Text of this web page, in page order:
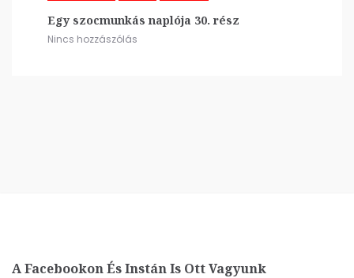
Egy szocmunkás naplója 30. rész
Nincs hozzászólás
A Facebookon És Instán Is Ott Vagyunk